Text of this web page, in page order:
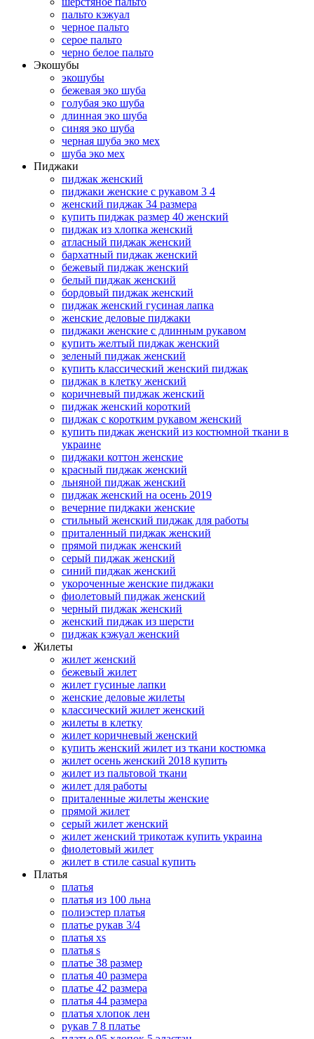
пальто кэжуал
черное пальто
серое пальто
черно белое пальто
Экошубы
экошубы
бежевая эко шуба
голубая эко шуба
длинная эко шуба
синяя эко шуба
черная шуба эко мех
шуба эко мех
Пиджаки
пиджак женский
пиджаки женские с рукавом 3 4
женский пиджак 34 размера
купить пиджак размер 40 женский
пиджак из хлопка женский
атласный пиджак женский
бархатный пиджак женский
бежевый пиджак женский
белый пиджак женский
бордовый пиджак женский
пиджак женский гусиная лапка
женские деловые пиджаки
пиджаки женские с длинным рукавом
купить желтый пиджак женский
зеленый пиджак женский
купить классический женский пиджак
пиджак в клетку женский
коричневый пиджак женский
пиджак женский короткий
пиджак с коротким рукавом женский
купить пиджак женский из костюмной ткани в
украине
пиджаки коттон женские
красный пиджак женский
льняной пиджак женский
пиджак женский на осень 2019
вечерние пиджаки женские
стильный женский пиджак для работы
приталенный пиджак женский
прямой пиджак женский
серый пиджак женский
синий пиджак женский
укороченные женские пиджаки
фиолетовый пиджак женский
черный пиджак женский
женский пиджак из шерсти
пиджак кэжуал женский
Жилеты
жилет женский
бежевый жилет
жилет гусиные лапки
женские деловые жилеты
классический жилет женский
жилеты в клетку
жилет коричневый женский
купить женский жилет из ткани костюмка
жилет осень женский 2018 купить
жилет из пальтовой ткани
жилет для работы
приталенные жилеты женские
прямой жилет
серый жилет женский
жилет женский трикотаж купить украина
фиолетовый жилет
жилет в стиле casual купить
Платья
платья
платья из 100 льна
полиэстер платья
платье рукав 3/4
платья xs
платья s
платье 38 размер
платья 40 размера
платье 42 размера
платья 44 размера
платья хлопок лен
рукав 7 8 платье